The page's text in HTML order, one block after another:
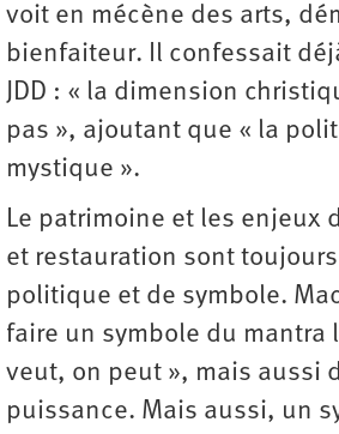
voit en mécène des arts,
bienfaiteur. Il confessait
JDD : « la dimension
pas », ajoutant que « la
mystique ».
Le patrimoine et les enjeux
et restauration sont
politique et de symbole.
faire un symbole du mantra
veut, on peut », mais aussi
puissance. Mais aussi, un